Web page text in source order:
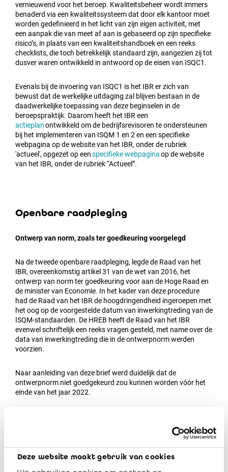
Deze website maakt gebruik van cookies
vernieuwend voor het beroep. Kwaliteitsbeheer wordt immers
benaderd via een kwaliteitssysteem dat door elk kantoor moet
worden gedefinieerd in het licht van zijn eigen activiteit, met
een aanpak die van meet af aan is gebaseerd op zijn specifieke
risico’s, in plaats van een kwaliteitshandboek en een reeks
checklists, die toch betrekkelijk standaard zijn, aangezien zij tot
dusver waren ontwikkeld in antwoord op de eisen van ISQC1.
Evenals bij de invoering van ISQC1 is het IBR er zich van
bewust dat de werkelijke uitdaging zal blijven bestaan in de
daadwerkelijke toepassing van deze beginselen in de
beroepspraktijk. Daarom heeft het IBR een
actieplanontwikkeld om de bedrijfsrevisoren te ondersteunen
bij het implementeren van ISQM 1 en 2 en een specifieke
webpagina op de website van het IBR, onder de rubriek
'actueel', opgezet op eenspecifieke webpaginaop de website
van het IBR, onder de rubriek “Actueel”.
Openbare raadpleging
Ontwerp van norm, zoals ter goedkeuring voorgelegd
Na de tweede openbare raadpleging, legde de Raad van het
IBR, overeenkomstig artikel 31 van de wet van 2016, het
ontwerp van norm ter goedkeuring voor aan de Hoge Raad en
de minister van Economie. In het kader van deze procedure
had de Raad van het IBR de hoogdringendheid ingeroepen met
het oog op de voorgestelde datum van inwerkingtreding van de
ISQM-standaarden. De HREB heeft de Raad van het IBR
evenwel schriftelijk een reeks vragen gesteld, met name over de
data van inwerkingtreding die in de ontwerpnorm werden
voorzien.
Naar aanleiding van deze brief werd duidelijk dat de
ontwerpnorm niet goedgekeurd zou kunnen worden vóór het
einde van het jaar 2022.
januari 2023 als uiterste datum voor de opzet van een
kwaliteitsmanagementsysteem voor de revisorale opdrachten
benadrukt evenwel dat het systeem nog steeds definitief